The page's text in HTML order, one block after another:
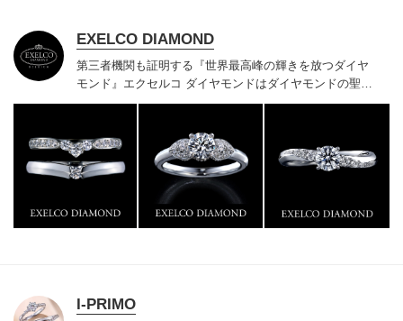
EXELCO DIAMOND
第三者機関も証明する『世界最高峰の輝きを放つダイヤ
モンド』 エクセルコ ダイヤモンドはダイヤモンドの聖地
ベルギー発祥で200年以上の歴史がある真のカッターズ
門店としてリングのデザインや品質にもこだわっていま
す。おふたりに本物の輝きを一生身に着けていただきた
い想いで「ヴァージン・ダイヤモンド」「ハードプラチ
ナ」「保証内容」にこだわっています。
I-PRIMO